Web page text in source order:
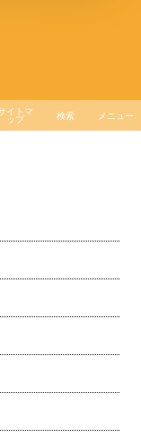
イトマ
ップ
検索 メニュー